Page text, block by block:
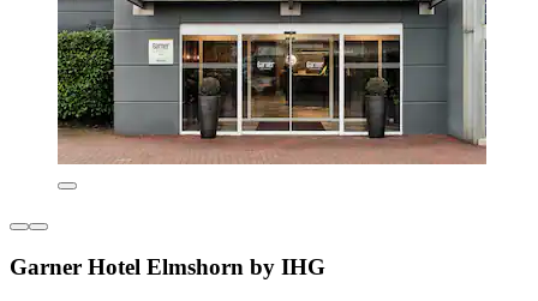
Garner Hotel Elmshorn by IHG